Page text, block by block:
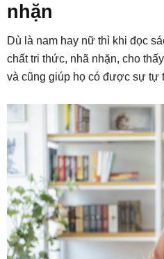
nhặn
Dù là nam hay nữ thì khi đọc
chất tri thức, nhã nhặn, cho
và cũng giúp họ có được sự tự